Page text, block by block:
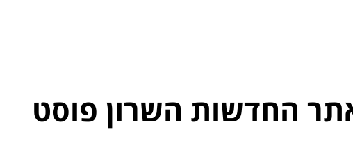
החדשות השרון פוסט